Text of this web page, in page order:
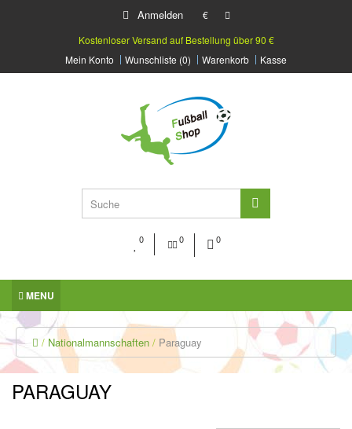
Anmelden
€
Kostenloser Versand auf Bestellung über 90 €
Mein Konto
Wunschliste (0) Warenkorb Kasse
0 0 0
MENU
Nationalmannschaften Paraguay
PARAGUAY